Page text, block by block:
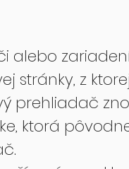
alebo
stránky, z
prehliadač
ktorá